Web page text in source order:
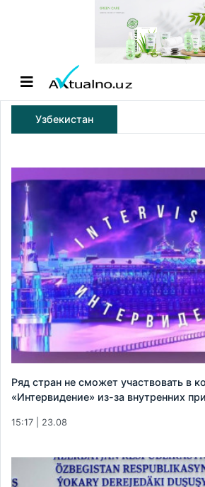
Узбекистан
Ряд стран не сможет участвовать в
«Интервидение» из-за внутренних
15:17 | 23.08